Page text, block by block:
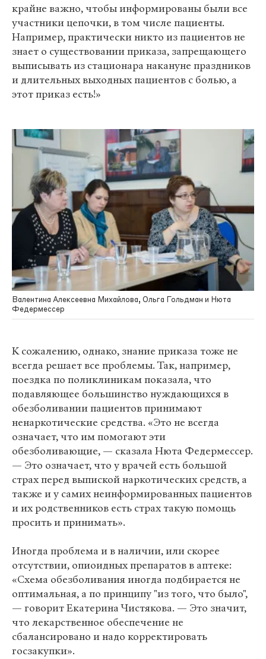
крайне важно, чтобы информированы были все
участники цепочки, в том числе пациенты.
Например, практически никто из пациентов не
знает о существовании приказа, запрещающего
выписывать из стационара накануне праздников
и длительных выходных пациентов с болью, а
этот приказ есть!»
Валентина Алексеевна Михайлова, Ольга Гольдман и Нюта
Федермессер
К сожалению, однако, знание приказа тоже не
всегда решает все проблемы. Так, например,
поездка по поликлиникам показала, что
подавляющее большинство нуждающихся в
обезболивании пациентов принимают
ненаркотические средства. «Это не всегда
означает, что им помогают эти
обезболивающие, — сказала Нюта Федермессер.
— Это означает, что у врачей есть большой
страх перед выпиской наркотических средств, а
также и у самих неинформированных пациентов
и их родственников есть страх такую помощь
просить и принимать».
Иногда проблема и в наличии, или скорее
отсутствии, опиоидных препаратов в аптеке:
«Схема обезболивания иногда подбирается не
оптимальная, а по принципу "из того, что было",
— говорит Екатерина Чистякова. — Это значит,
что лекарственное обеспечение не
сбалансировано и надо корректировать
госзакупки».